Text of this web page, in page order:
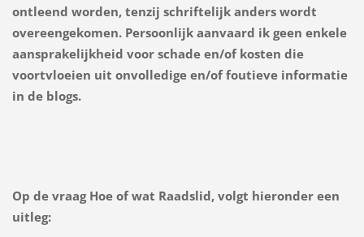
ontleend worden, tenzij schriftelijk anders wordt
overeengekomen. Persoonlijk aanvaard ik geen enkele
aansprakelijkheid voor schade en/of kosten die
voortvloeien uit onvolledige en/of foutieve informatie
in de blogs.
Op de vraag Hoe of wat Raadslid, volgt hieronder een
uitleg: